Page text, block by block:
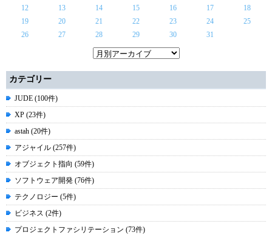
12
13 14 15 16 17
18
19
20 21 22 23 24
25
26
27 28 29 30 31
カテゴリー
JUDE (100件)
XP (23件)
astah (20件)
アジャイル (257件)
オブジェクト指向 (59件)
ソフトウェア開発 (76件)
テクノロジー (5件)
ビジネス (2件)
プロジェクトファシリテーション (73件)